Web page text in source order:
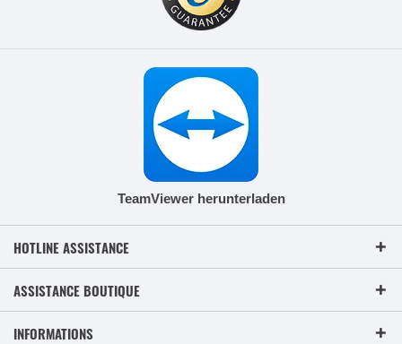
TeamViewer herunterladen
HOTLINE ASSISTANCE
ASSISTANCE BOUTIQUE
INFORMATIONS